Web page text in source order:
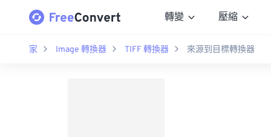
轉變 壓縮
家 Image 轉換器 TIFF 轉換器 來源到目標轉換器